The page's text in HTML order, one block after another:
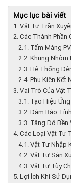
Mục lục bài viết
1. Vật Tư Trần
2. Các Thành Phần
2.1. Tấm Màng
2.2. Khung Nhôm
2.3. Hệ Thống
2.4. Phụ Kiện Kết
3. Vai Trò Của Vật
3.1. Tạo Hiệu
3.2. Đảm Bảo
3.3. Tăng Độ Bền
4. Các Loại Vật Tư
4.1. Vật Tư Nhập
4.2. Vật Tư Sản
4.3. Vật Tư Tùy
5. Lợi Ích Khi Sử